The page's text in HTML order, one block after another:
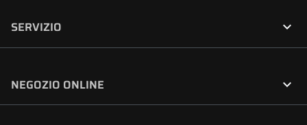
SERVIZIO 
NEGOZIO ONLINE 